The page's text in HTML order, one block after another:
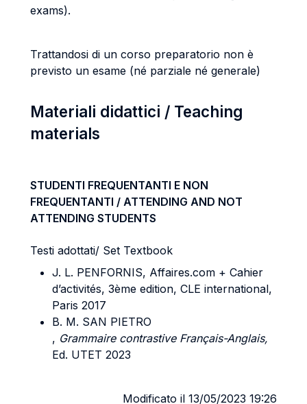
exams).
Trattandosi di un corso preparatorio non è
previsto un esame (né parziale né generale)
Materiali didattici / Teaching
materials
STUDENTI FREQUENTANTI E NON
FREQUENTANTI / ATTENDING AND NOT
ATTENDING STUDENTS
Testi adottati/ Set Textbook
J. L. PENFORNIS, Affaires.com + Cahier
d’activités, 3ème edition, CLE international,
Paris 2017
B. M. SAN PIETRO
, Grammaire contrastive Français-Anglais,
Ed. UTET 2023
Modificato il 13/05/2023 19:26